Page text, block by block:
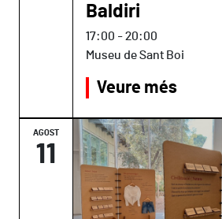
Baldiri
17:00 -20:00
Museu de Sant Boi
Veure més
AGOST
11